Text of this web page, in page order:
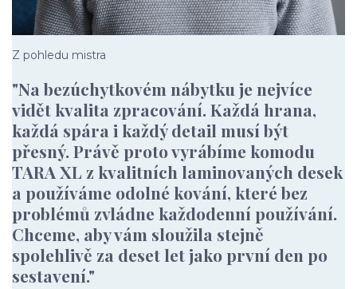
Z pohledu mistra
"Na bezúchytkovém nábytku je nejvíce
vidět kvalita zpracování. Každá hrana,
každá spára i každý detail musí být
přesný. Právě proto vyrábíme komodu
TARA XL z kvalitních laminovaných desek
a používáme odolné kování, které bez
problémů zvládne každodenní používání.
Chceme, aby vám sloužila stejně
spolehlivě za deset let jako první den po
sestavení."